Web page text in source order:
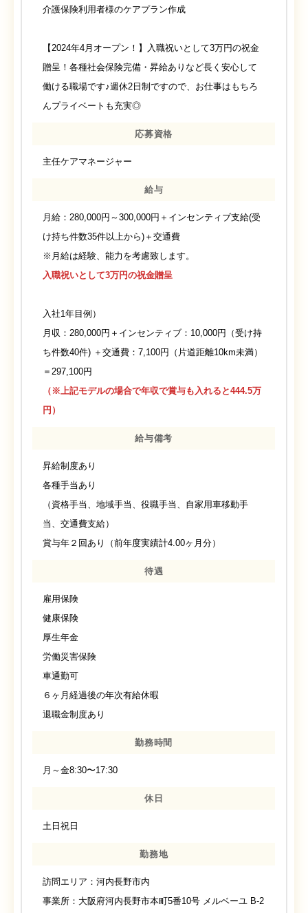
介護保険利用者様のケアプラン作成
【2024年4月オープン！】入職祝いとして3万円の祝金
贈呈！各種社会保険完備・昇給ありなど長く安心して
働ける職場です♪週休2日制ですので、お仕事はもちろ
んプライベートも充実◎
応募資格
主任ケアマネージャー
給与
月給：280,000円～300,000円＋インセンティブ支給(受
け持ち件数35件以上から)＋交通費
※月給は経験、能力を考慮致します。
入職祝いとして3万円の祝金贈呈
入社1年目例）
月収：280,000円＋インセンティブ：10,000円（受け持
ち件数40件) ＋交通費：7,100円（片道距離10km未満）
＝297,100円
（※上記モデルの場合で年収で賞与も入れると444.5万
円）
給与備考
昇給制度あり
各種手当あり
（資格手当、地域手当、役職手当、自家用車移動手
当、交通費支給）
賞与年２回あり（前年度実績計4.00ヶ月分）
待遇
雇用保険
健康保険
厚生年金
労働災害保険
車通勤可
６ヶ月経過後の年次有給休暇
退職金制度あり
勤務時間
月～金8:30〜17:30
休日
土日祝日
勤務地
訪問エリア：河内長野市内
事業所：大阪府河内長野市本町5番10号 メルベーユ B-2